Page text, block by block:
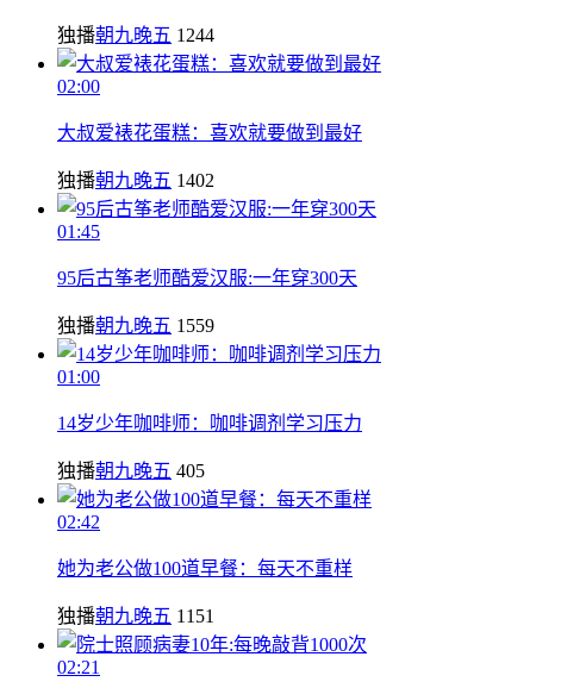
独播朝九晚五 1244
02:00
大叔爱裱花蛋糕：喜欢就要做到最好
独播朝九晚五 1402
01:45
95后古筝老师酷爱汉服:一年穿300天
独播朝九晚五 1559
01:00
14岁少年咖啡师：咖啡调剂学习压力
独播朝九晚五 405
02:42
她为老公做100道早餐：每天不重样
独播朝九晚五 1151
02:21